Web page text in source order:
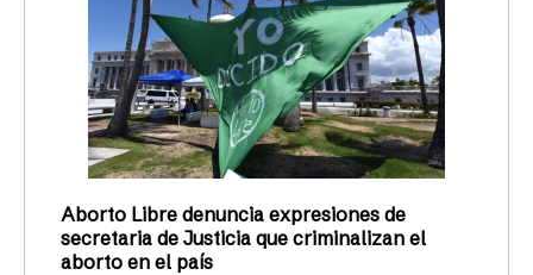
Aborto Libre denuncia expresiones de
secretaria de Justicia que criminalizan el
aborto en el país